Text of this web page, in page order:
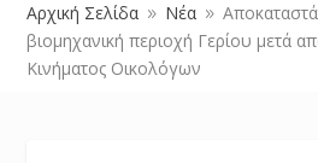
Αρχική Σελίδα 9 Νέα 9
βιομηχανική περιοχή Γερίου μετά
Κινήματος Οικολόγων